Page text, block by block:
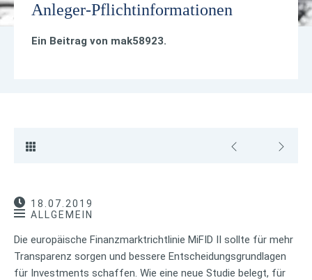
Anleger-Pflichtinformationen
Ein Beitrag von mak58923.
18.07.2019
ALLGEMEIN
Die europäische Finanzmarktrichtlinie MiFID II sollte für mehr
Transparenz sorgen und bessere Entscheidungsgrundlagen
für Investments schaffen. Wie eine neue Studie belegt, für